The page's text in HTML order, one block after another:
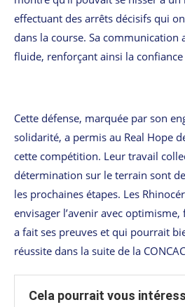
effectuant des arrêts décisifs qui
dans la course. Sa communication
fluide, renforçant ainsi la
Cette défense, marquée par son
solidarité, a permis au Real Hope
cette compétition. Leur travail
détermination sur le terrain sont
les prochaines étapes. Les
envisager l’avenir avec optimisme,
a fait ses preuves et qui pourrait
réussite dans la suite de la
Cela pourrait vous